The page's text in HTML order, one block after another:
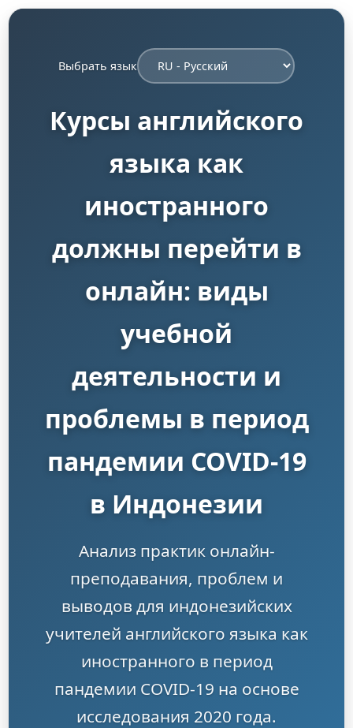
Выбрать язык
Курсы английского
языка как
иностранного
должны перейти в
онлайн: виды
учебной
деятельности и
проблемы в период
пандемии COVID-19
в Индонезии
Анализ практик онлайн-
преподавания, проблем и
выводов для индонезийских
учителей английского языка как
иностранного в период
пандемии COVID-19 на основе
исследования 2020 года.